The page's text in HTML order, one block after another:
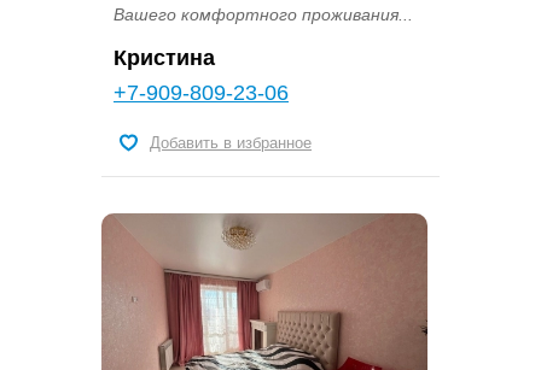
Вашего комфортного проживания...
Кристина
+7-909-809-23-06
Добавить в избранное